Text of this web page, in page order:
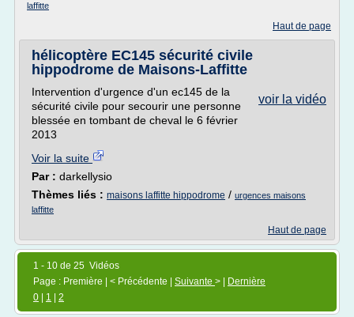
laffitte
Haut de page
hélicoptère EC145 sécurité civile
hippodrome de Maisons-Laffitte
voir la vidéo
Intervention d'urgence d'un ec145 de la
sécurité civile pour secourir une personne
blessée en tombant de cheval le 6 février
2013
Voir la suite
Par : darkellysio
Thèmes liés : maisons laffitte hippodrome / urgences maisons
laffitte
Haut de page
1 - 10 de 25 Vidéos
Page : Première | < Précédente | Suivante > |
Dernière
0
1 2